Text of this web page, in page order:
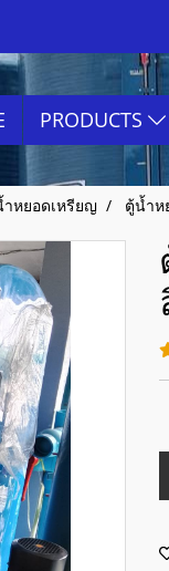
PRODUCTS
ำหยอดเหรียญ ตู้น้ำห